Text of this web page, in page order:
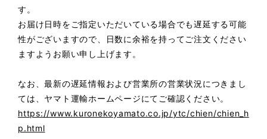
す。
お届け日時をご指定いただいている場合でも遅延する可能
性がございますので、日数に余裕を持ってご注文ください
ますようお願い申し上げます。
なお、最新の遅延情報および営業所の営業状況につきまし
ては、ヤマト運輸ホームページにてご確認ください。
https://www.kuronekoyamato.co.jp/ytc/chien/chien_h
p.html